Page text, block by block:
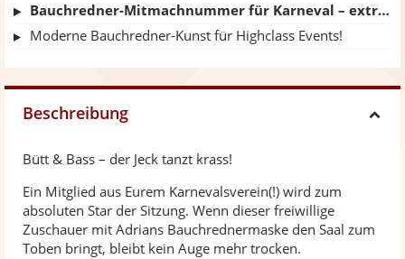
Bauchredner-Mitmachnummer für Karneval – extrem lustig!
Moderne Bauchredner-Kunst für Highclass Events!
Beschreibung
Bütt & Bass – der Jeck tanzt krass!
Ein Mitglied aus Eurem Karnevalsverein(!) wird zum
absoluten Star der Sitzung. Wenn dieser freiwillige
Zuschauer mit Adrians Bauchrednermaske den Saal zum
Toben bringt, bleibt kein Auge mehr trocken.